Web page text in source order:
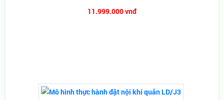
11.999.000 vnđ